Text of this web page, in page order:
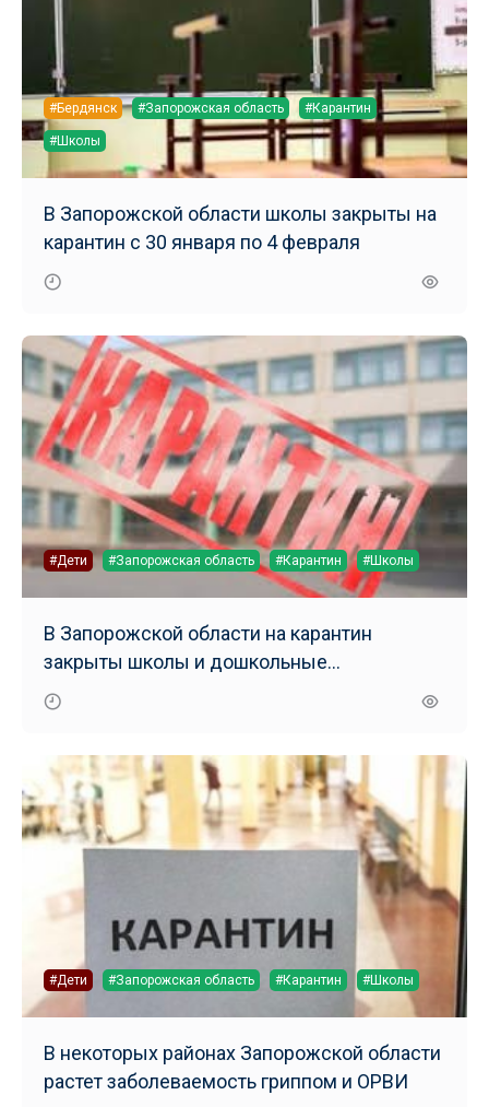
#Бердянск #Запорожская область #Карантин
#Школы
В Запорожской области школы закрыты на
карантин с 30 января по 4 февраля
#Дети #Запорожская область #Карантин #Школы
В Запорожской области на карантин
закрыты школы и дошкольные
учреждения
#Дети #Запорожская область #Карантин #Школы
В некоторых районах Запорожской области
растет заболеваемость гриппом и ОРВИ